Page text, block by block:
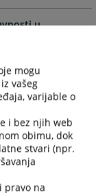
u
mogu
vašeg
varijable o
i bez njih web
obimu, dok
stvari (npr.
pravo na